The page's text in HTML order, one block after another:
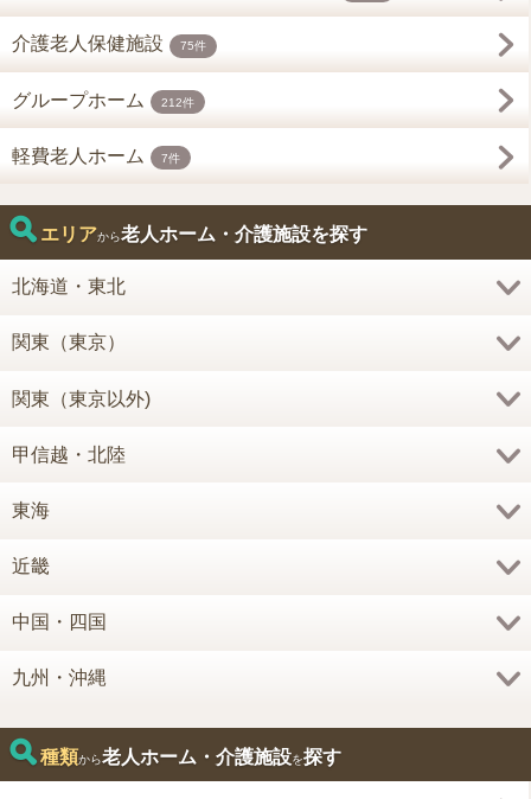
介護老人保健施設 75件
グループホーム 212件
軽費老人ホーム 7件
エリアから老人ホーム・介護施設を探す
北海道・東北
関東（東京）
関東（東京以外)
甲信越・北陸
東海
近畿
中国・四国
九州・沖縄
種類から老人ホーム・介護施設を探す